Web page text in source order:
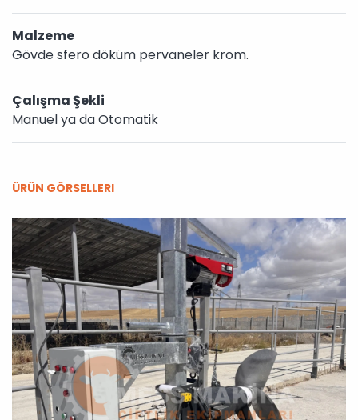
Malzeme
Gövde sfero döküm pervaneler krom.
Çalışma Şekli
Manuel ya da Otomatik
ÜRÜN GÖRSELLERI